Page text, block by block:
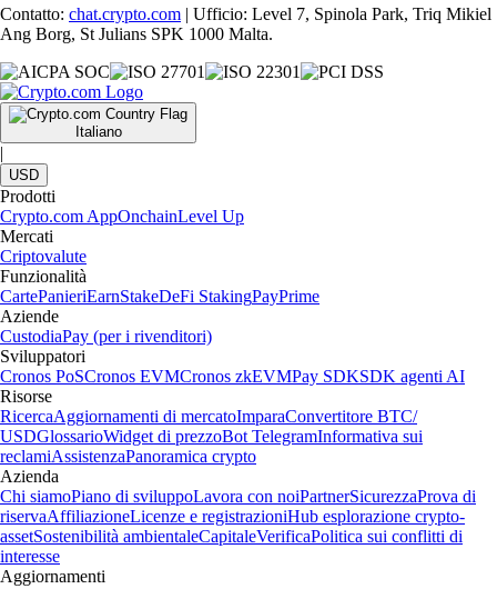
Contatto: chat.crypto.com | Ufficio: Level 7, Spinola Park, Triq Mikiel
Ang Borg, St Julians SPK 1000 Malta.
Italiano
|
USD
Prodotti
Crypto.com AppOnchainLevel Up
Mercati
Criptovalute
Funzionalità
CartePanieriEarnStakeDeFi StakingPayPrime
Aziende
CustodiaPay (per i rivenditori)
Sviluppatori
Cronos PoSCronos EVMCronos zkEVMPay SDKSDK agenti AI
Risorse
RicercaAggiornamenti di mercatoImparaConvertitore BTC/
USDGlossarioWidget di prezzoBot TelegramInformativa sui
reclamiAssistenzaPanoramica crypto
Azienda
Chi siamoPiano di sviluppoLavora con noiPartnerSicurezzaProva di
riservaAffiliazioneLicenze e registrazioniHub esplorazione crypto-
assetSostenibilità ambientaleCapitaleVerificaPolitica sui conflitti di
interesse
Aggiornamenti